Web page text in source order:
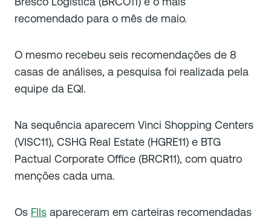
recomendado para o mês de maio.
O mesmo recebeu seis recomendações de 8
casas de análises, a pesquisa foi realizada pela
equipe da EQI.
Na sequência aparecem Vinci Shopping Centers
(VISC11), CSHG Real Estate (HGRE11) e BTG
Pactual Corporate Office (BRCR11), com quatro
menções cada uma.
Os FIIs apareceram em carteiras recomendadas